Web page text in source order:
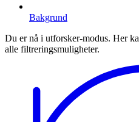
Bakgrund
Du er nå i utforsker-modus. Her
alle filtreringsmuligheter.